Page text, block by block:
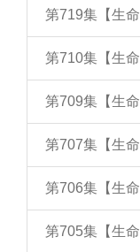
第719集【生
第710集【生
第709集【生
第707集【生
第706集【生
第705集【生